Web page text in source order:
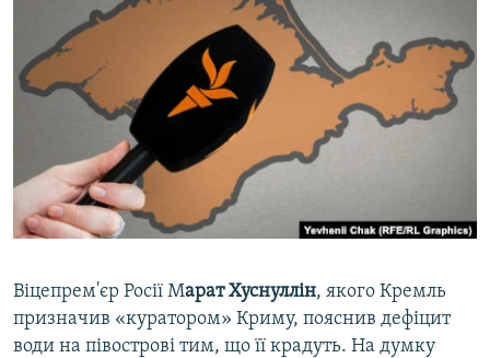
пошуку
ІНТЕРВ'Ю
ВСЕ ЗА ДЕНЬ
СПЕЦПРОЕКТИ
ДЕПОРТАЦІЯ
ВІДЕОУРОКИ «ELIFBE»
СВІДЧЕННЯ ОКУПАЦІЇ
ІНФОГРАФІКА
ЯК ОБІЙТИ БЛОКУВАННЯ
Русский
Qırımtatar
ДОЛУЧАЙСЯ!
Віцепрем'єр Росії Марат Хуснуллін, якого Кремль
призначив «куратором» Криму, пояснив дефіцит
води на півострові тим, що її крадуть. На думку